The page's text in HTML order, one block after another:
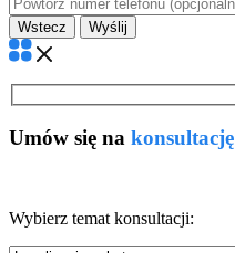
Wstecz
Umów się na konsultację
Wybierz temat konsultacji: